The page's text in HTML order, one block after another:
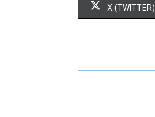
S
R
X (TWITTER)